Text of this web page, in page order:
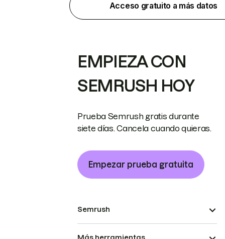
Acceso gratuito a más datos
EMPIEZA CON
SEMRUSH HOY
Prueba Semrush gratis durante
siete días. Cancela cuando quieras.
Empezar prueba gratuita
Semrush